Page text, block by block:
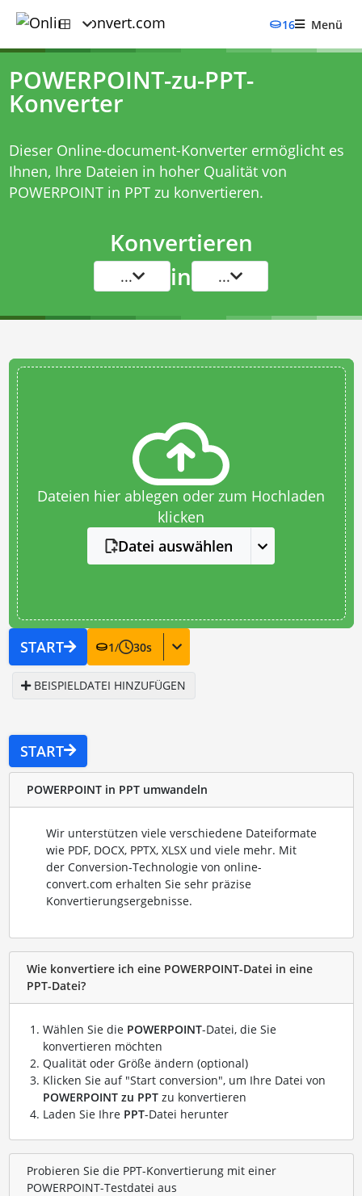
16 Menü
POWERPOINT-zu-PPT-
Konverter
Dieser Online-document-Konverter ermöglicht es
Ihnen, Ihre Dateien in hoher Qualität von
POWERPOINT in PPT zu konvertieren.
Konvertieren
... in ...
Dateien hier ablegen oder zum Hochladen
klicken
Datei auswählen
START 1/ 30s
BEISPIELDATEI HINZUFÜGEN
START
POWERPOINT in PPT umwandeln
Wir unterstützen viele verschiedene Dateiformate
wie PDF, DOCX, PPTX, XLSX und viele mehr. Mit
der Conversion-Technologie von online-
convert.com erhalten Sie sehr präzise
Konvertierungsergebnisse.
Wie konvertiere ich eine POWERPOINT-Datei in eine
PPT-Datei?
Wählen Sie die POWERPOINT-Datei, die Sie
konvertieren möchten
Qualität oder Größe ändern (optional)
Klicken Sie auf "Start conversion", um Ihre Datei von
POWERPOINT zu PPTzu konvertieren
Laden Sie Ihre PPT-Datei herunter
Probieren Sie die PPT-Konvertierung mit einer
POWERPOINT-Testdatei aus